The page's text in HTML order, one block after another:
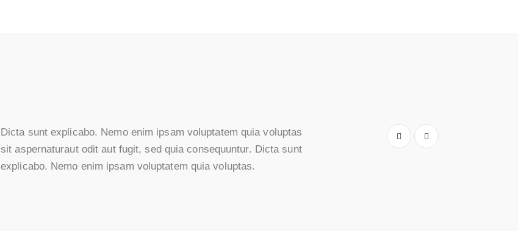
Dicta sunt explicabo. Nemo enim ipsam voluptatem quia voluptas
sit aspernaturaut odit aut fugit, sed quia consequuntur. Dicta sunt
explicabo. Nemo enim ipsam voluptatem quia voluptas.